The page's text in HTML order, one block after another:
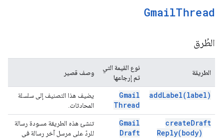
GmailThread
الطُرق
الطريقة
نوع القيمة التي
تم إرجاعها
وصف قصير
addLabel(label)
Gmail
Thread
يضيف هذا التصنيف إلى سلسلة
المحادثات.
createDraft
Reply(body)
Gmail
Draft
تنشئ هذه الطريقة مسودة رسالة
للردّ على مرسل آخر رسالة في